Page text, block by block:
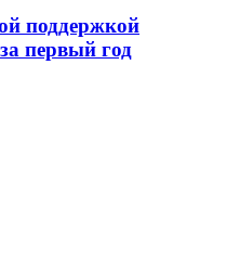
поддержкой
первый год